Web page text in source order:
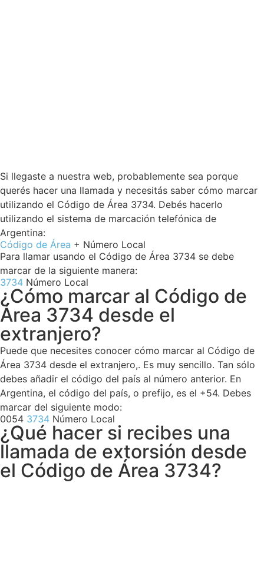
Si llegaste a nuestra web, probablemente sea porque
querés hacer una llamada y necesitás saber cómo marcar
utilizando el Código de Área 3734. Debés hacerlo
utilizando el sistema de marcación telefónica de
Argentina:
Código de Área + Número Local
Para llamar usando el Código de Área 3734 se debe
marcar de la siguiente manera:
3734 Número Local
¿Cómo marcar al Código de
Área 3734 desde el
extranjero?
Puede que necesites conocer cómo marcar al Código de
Área 3734 desde el extranjero,. Es muy sencillo. Tan sólo
debes añadir el código del país al número anterior. En
Argentina, el código del país, o prefijo, es el +54. Debes
marcar del siguiente modo:
0054 3734 Número Local
¿Qué hacer si recibes una
llamada de extorsión desde
el Código de Área 3734?